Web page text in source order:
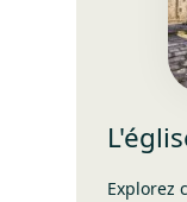
Explorez